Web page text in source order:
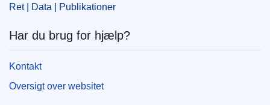
Ret | Data | Publikationer
Har du brug for hjælp?
Kontakt
Oversigt over websitet